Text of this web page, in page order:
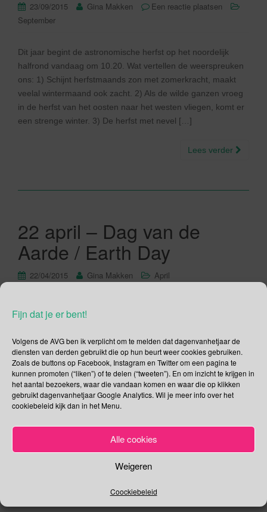
Fijn dat je er bent!
Volgens de AVG ben ik verplicht om te melden dat dagenvanhetjaar de
diensten van derden gebruikt die op hun beurt weer cookies gebruiken.
Zoals de buttons op Facebook, Instagram en Twitter om een pagina te
kunnen promoten (“liken”) of te delen (“tweeten”). En om inzicht te krijgen in
het aantal bezoekers, waar die vandaan komen en waar die op klikken
gebruikt dagenvanhetjaar Google Analytics. Wil je meer info over het
cookiebeleid kijk dan in het Menu.
Alle cookies
Weigeren
Coockiebeleid
23/09/2015 Gina Makken
Een reactie plaatsen
September
Dit jaar begint de astronomische herfst op het noordelijk
halfrond vandaag om 10.20. Wat vertellen de weerspreuken
ons: 1) Schijnt herfstmaands zon met zomerkracht, maakt
veelal wintermaand ook zacht. 2) Als de wilde ganzen vroeg
in de herfst van het oosten naar het westen vliegen, komt er
een strenge winter. 3) De herfst met nevel […]
Lees verder
22 april – Dag van de
Aarde / Earth Day
22/04/2015 Gina Makken April
evenement. In bijna 200 landen worden vandaag activiteiten
kunnen niet langer langs de zijlijn blijven staan en toekijken
hoe Moeder Aarde vervuild wordt, leeg geroofd wordt en
haar natuurlijk reserves elke dag geplunderd worden. Het
[…]